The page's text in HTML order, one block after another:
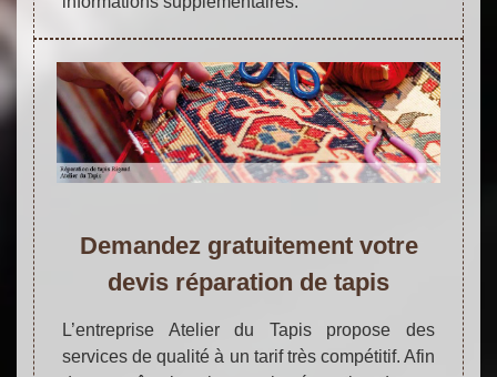
Demandez gratuitement votre
devis réparation de tapis
L’entreprise Atelier du Tapis propose des
services de qualité à un tarif très compétitif. Afin